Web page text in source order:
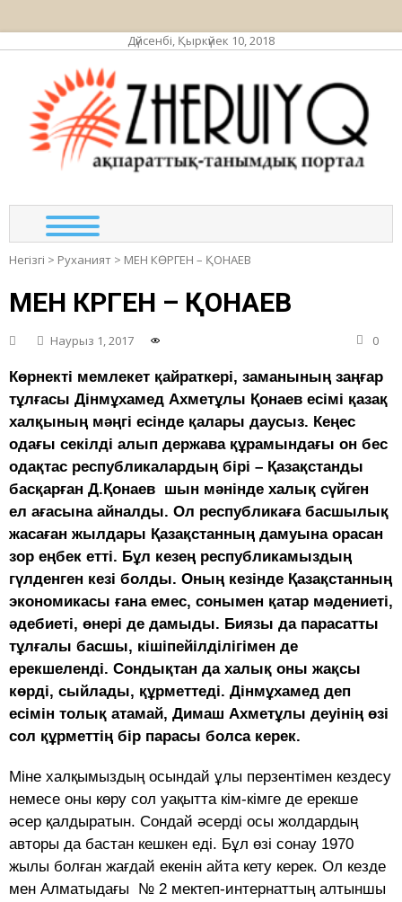
Дүйсенбі, Қыркүйек 10, 2018
Негізгі > Руханият > МЕН КӨРГЕН – ҚОНАЕВ
МЕН КӨРГЕН – ҚОНАЕВ
Наурыз 1, 2017 0
Көрнектi мемлекет қайраткерi, заманының заңғар
тұлғасы Дiнмұхамед Ахметұлы Қонаев есiмi қазақ
халқының мәңгi есiнде қалары даусыз. Кеңес
одағы секiлдi алып держава құрамындағы он бес
одақтас республикалардың бiрi – Қазақстанды
басқарған Д.Қонаев шын мәнiнде халық сүйген
ел ағасына айналды. Ол республикаға басшылық
жасаған жылдары Қазақстанның дамуына орасан
зор еңбек еттi. Бұл кезең республикамыздың
гүлденген кезi болды. Оның кезiнде Қазақстанның
экономикасы ғана емес, сонымен қатар мәдениетi,
әдебиетi, өнерi де дамыды. Биязы да парасатты
тұлғалы басшы, кiшiпейiлдiлiгiмен де
ерекшелендi. Сондықтан да халық оны жақсы
көрдi, сыйлады, құрметтедi. Дiнмұхамед деп
есiмiн толық атамай, Димаш Ахметұлы деуінің өзі
сол құрметтiң бiр парасы болса керек.
Мiне халқымыздың осындай ұлы перзентімен кездесу
немесе оны көру сол уақытта кiм-кiмге де ерекше
әсер қалдыратын. Сондай әсердi осы жолдардың
авторы да бастан кешкен едi. Бұл өзi сонау 1970
жылы болған жағдай екенiн айта кету керек. Ол кезде
мен Алматыдағы № 2 мектеп-интернаттың алтыншы